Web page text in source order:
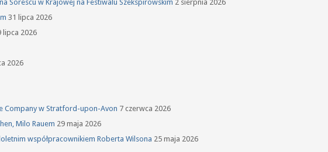
Sorescu w Krajowej na Festiwalu Szekspirowskim 2 sierpnia 2026
31 lipca 2026
lipca 2026
2026
Company w Stratford-upon-Avon 7 czerwca 2026
Milo Rauem 29 maja 2026
współpracownikiem Roberta Wilsona 25 maja 2026